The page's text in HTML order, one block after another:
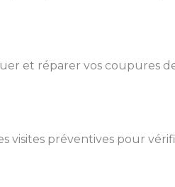
et réparer vos coupures
visites préventives pour